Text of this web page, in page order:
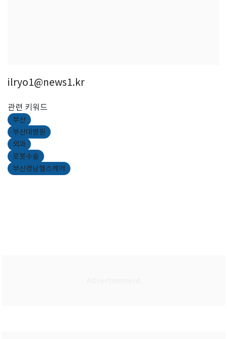
ilryo1@news1.kr
관련 키워드
부산
부산대병원
외과
로봇수술
부산경남헬스케어